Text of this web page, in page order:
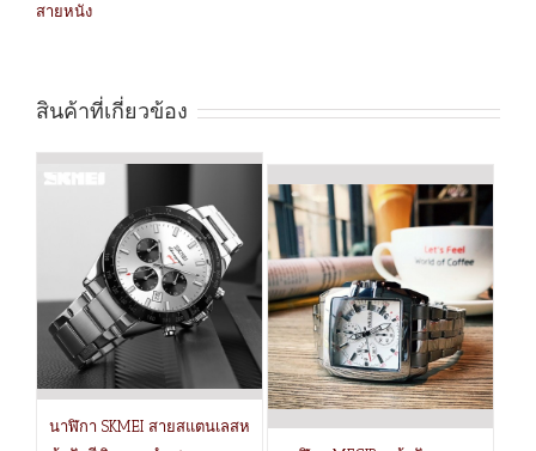
สายหนัง
สินค้าที่เกี่ยวข้อง
นาฬิกา SKMEI สายสแตนเลสห